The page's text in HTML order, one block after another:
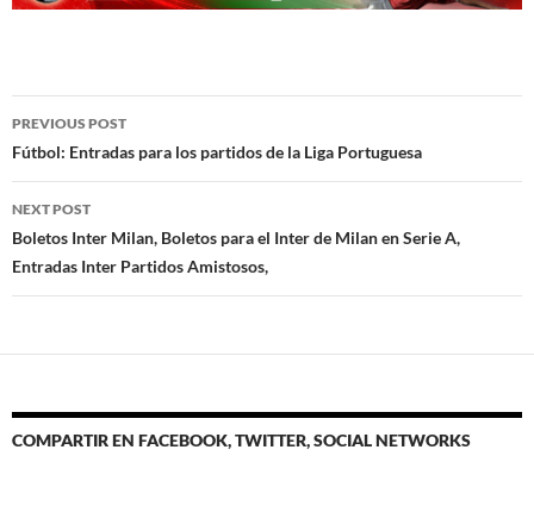
Post
navigation
PREVIOUS POST
Fútbol: Entradas para los partidos de la Liga Portuguesa
NEXT POST
Boletos Inter Milan, Boletos para el Inter de Milan en Serie A,
Entradas Inter Partidos Amistosos,
COMPARTIR EN FACEBOOK, TWITTER, SOCIAL NETWORKS